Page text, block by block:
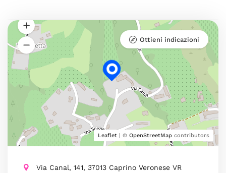
Leaflet | © OpenStreetMap contributors
Ottieni indicazioni
Via Canal, 141, 37013 Caprino Veronese VR